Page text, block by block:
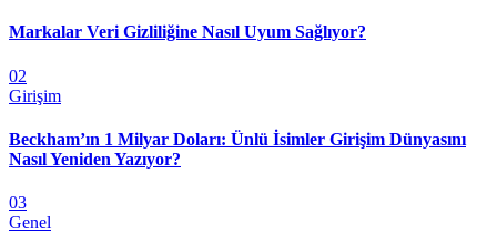
Markalar Veri Gizliliğine Nasıl Uyum Sağlıyor?
02
Girişim
Beckham’ın 1 Milyar Doları: Ünlü İsimler Girişim Dünyasını
Nasıl Yeniden Yazıyor?
03
Genel